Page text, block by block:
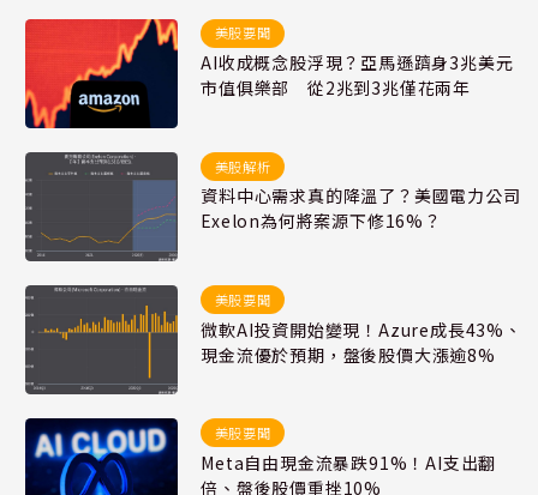
美股要聞
AI收成概念股浮現？亞馬遜躋身3兆美元
市值俱樂部 從2兆到3兆僅花兩年
美股解析
資料中心需求真的降溫了？美國電力公司
Exelon為何將案源下修16%？
美股要聞
微軟AI投資開始變現！Azure成長43%、
現金流優於預期，盤後股價大漲逾8%
美股要聞
Meta自由現金流暴跌91%！AI支出翻
倍、盤後股價重挫10%